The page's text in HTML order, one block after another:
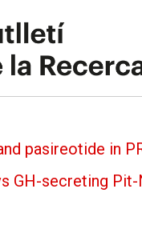
pasireotide in
GH-secreting Pit-